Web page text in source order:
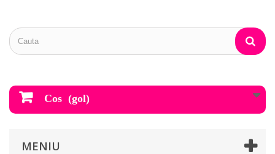
Cos (gol)
MENIU